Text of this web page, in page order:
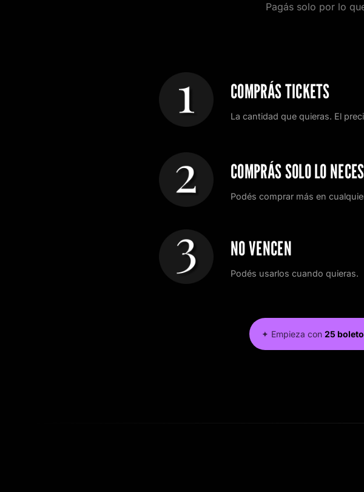
Pagás solo por lo
COMPRÁS TICKETS
La cantidad que quieras. El
COMPRÁS SOLO LO
Podés comprar más en
NO VENCEN
Podés usarlos cuando quieras.
✦ Empieza con 25